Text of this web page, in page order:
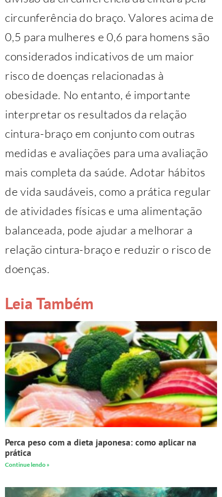
circunferência do braço. Valores acima de
0,5 para mulheres e 0,6 para homens são
considerados indicativos de um maior
risco de doenças relacionadas à
obesidade. No entanto, é importante
interpretar os resultados da relação
cintura-braço em conjunto com outras
medidas e avaliações para uma avaliação
mais completa da saúde. Adotar hábitos
de vida saudáveis, como a prática regular
de atividades físicas e uma alimentação
balanceada, pode ajudar a melhorar a
relação cintura-braço e reduzir o risco de
doenças.
Leia Também
Perca peso com a dieta japonesa: como aplicar na
prática
Continue lendo »